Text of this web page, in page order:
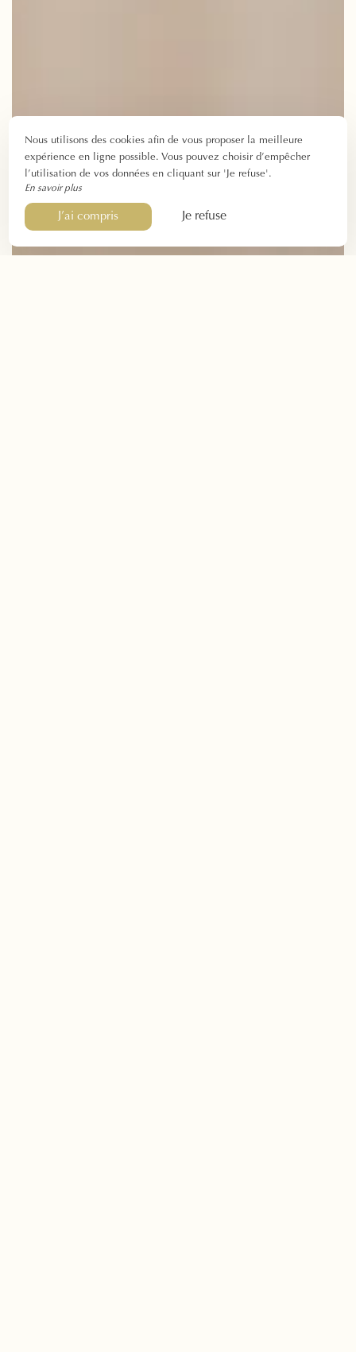
Nous utilisons des cookies afin de vous proposer la meilleure
expérience en ligne possible. Vous pouvez choisir d’empêcher
l’utilisation de vos données en cliquant sur 'Je refuse'.
En savoir plus
J’ai compris Je refuse